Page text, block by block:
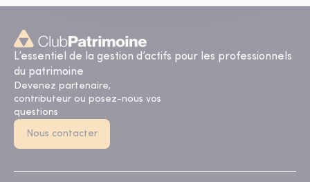
L’essentiel de la gestion d’actifs pour les professionnels
du patrimoine
Devenez partenaire,
contributeur ou posez-nous vos
questions
Nous contacter